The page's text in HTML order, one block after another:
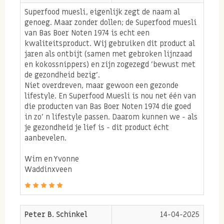
te eten. Laat deze minimaal een half uur staan, zodat
de vruchten en granen wat zachter zijn.
Tip: probeer nu ook deSuperfood mix
Allergie informatie
Bevat gluten en noten. Verpakt in een bedrijf waar
ook pinda's worden verwerkt.
Superfood muesli, eigenlijk zegt de naam al
genoeg. Maar zonder dollen; de Superfood muesli
van Bas Boer Noten 1974 is echt een
kwaliteitsproduct. Wij gebruiken dit product al
jaren als ontbijt (samen met gebroken lijnzaad
en kokossnippers) en zijn zogezegd 'bewust met
de gezondheid bezig'.
Niet overdreven, maar gewoon een gezonde
lifestyle. En Superfood Muesli is nou net één van
die producten van Bas Boer Noten 1974 die goed
in zo' n lifestyle passen. Daarom kunnen we - als
je gezondheid je lief is - dit product écht
aanbevelen.
Wim en Yvonne
Waddinxveen
Peter B. Schinkel 14-04-2025